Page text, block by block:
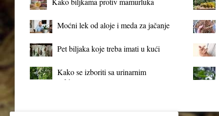
Moćni lek od aloje i meda za jačanje
Pet biljaka koje treba imati u kući
Kako se izboriti sa urinarnim
infekcijama?